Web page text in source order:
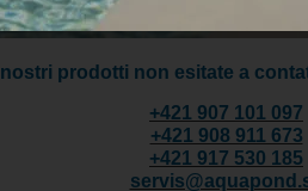
prodotti non esitate a
+421 907 101 097
+421 908 911 673
+421 917 530 185